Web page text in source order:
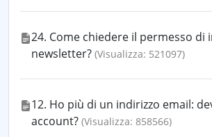
24. Come chiedere il permesso di
newsletter? (Visualizza: 521097)
12. Ho più di un indirizzo email:
account? (Visualizza: 858566)